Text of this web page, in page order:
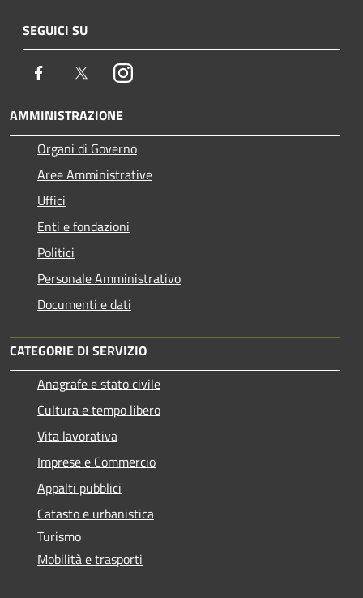
SEGUICI SU
Facebook TwitterInstagram
AMMINISTRAZIONE
Organi di Governo
Aree Amministrative
Uffici
Enti e fondazioni
Politici
Personale Amministrativo
Documenti e dati
CATEGORIE DI SERVIZIO
Anagrafe e stato civile
Cultura e tempo libero
Vita lavorativa
Imprese e Commercio
Appalti pubblici
Catasto e urbanistica
Turismo
Mobilità e trasporti